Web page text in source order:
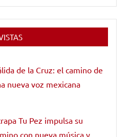
de la Cruz: el camino de
nueva voz mexicana
Tu Pez impulsa su
con nueva música y